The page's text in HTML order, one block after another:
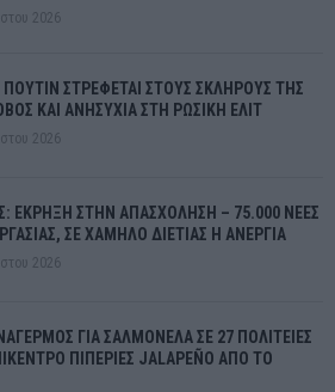
2026
ΠΟΥΤΙΝ ΣΤΡΕΦΕΤΑΙ ΣΤΟΥΣ ΣΚΛΗΡΟΥΣ ΤΗΣ
ΚΑΙ ΑΝΗΣΥΧΙΑ ΣΤΗ ΡΩΣΙΚΗ ΕΛΙΤ
2026
ΕΚΡΗΞΗ ΣΤΗΝ ΑΠΑΣΧΟΛΗΣΗ – 75.000 ΝΕΕΣ
ΣΕ ΧΑΜΗΛΟ ΔΙΕΤΙΑΣ Η ΑΝΕΡΓΙΑ
2026
ΓΙΑ ΣΑΛΜΟΝΕΛΑ ΣΕ 27 ΠΟΛΙΤΕΙΕΣ
ΠΙΠΕΡΙΕΣ JALAPEÑO ΑΠΟ ΤΟ